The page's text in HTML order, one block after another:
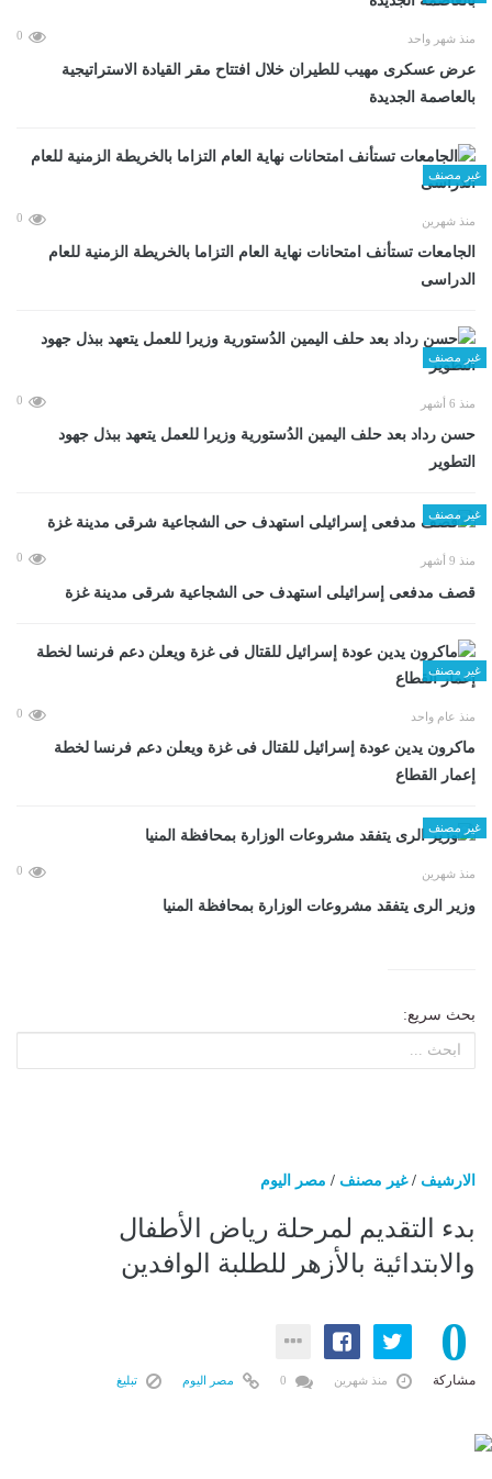
منذ شهر واحد 0
عرض عسكرى مهيب للطيران خلال افتتاح مقر القيادة الاستراتيجية
بالعاصمة الجديدة
غير مصنف
منذ شهرين 0
الجامعات تستأنف امتحانات نهاية العام التزاما بالخريطة الزمنية للعام
الدراسى
غير مصنف
منذ 6 أشهر 0
حسن رداد بعد حلف اليمين الدُستورية وزيرا للعمل يتعهد ببذل جهود
التطوير
غير مصنف
منذ 9 أشهر 0
قصف مدفعى إسرائيلى استهدف حى الشجاعية شرقى مدينة غزة
غير مصنف
منذ عام واحد 0
ماكرون يدين عودة إسرائيل للقتال فى غزة ويعلن دعم فرنسا لخطة
إعمار القطاع
غير مصنف
منذ شهرين 0
وزير الرى يتفقد مشروعات الوزارة بمحافظة المنيا
بحث سريع:
الارشيف /غير مصنف / مصر اليوم
بدء التقديم لمرحلة رياض الأطفال
والابتدائية بالأزهر للطلبة الوافدين
0
مشاركة منذ شهرين مصر اليوم تبليغ